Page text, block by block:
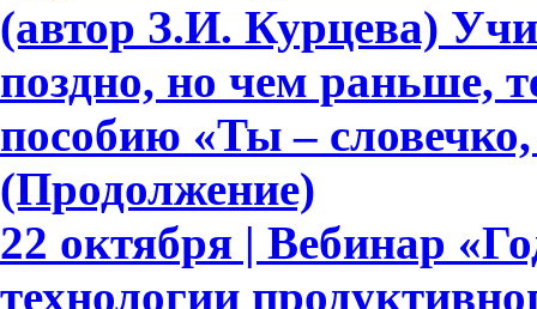
(автор З.И. Курцева)
поздно, но чем раньше,
пособию «Ты –
(Продолжение)
22 октября | Вебинар
технологии